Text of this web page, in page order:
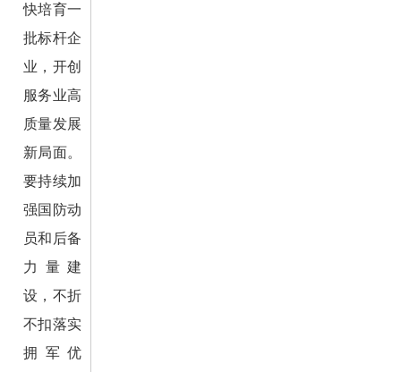
快培育一
批标杆企
业，开创
服务业高
质量发展
新局面。
要持续加
强国防动
员和后备
力量建
设，不折
不扣落实
拥军优